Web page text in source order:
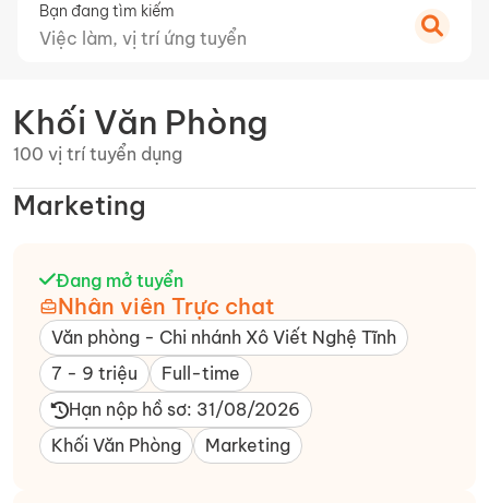
Bạn đang tìm kiếm
Khối Văn Phòng
100 vị trí tuyển dụng
Marketing
Nhân viên Trực chat
Đang mở tuyển
Văn phòng - Chi nhánh Xô Viết Nghệ Tĩnh​
7 - 9 triệu
Full-time
Hạn nộp hồ sơ: 31/08/2026
Khối Văn Phòng
Marketing